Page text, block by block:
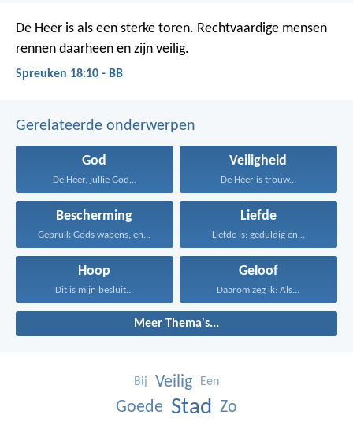
De Heer is als een sterke toren. Rechtvaardige mensen
rennen daarheen en zijn veilig.
Spreuken 18:10 - BB
Gerelateerde onderwerpen
God
De Heer, jullie God...
Veiligheid
De Heer is trouw...
Bescherming
Gebruik Gods wapens, en...
Liefde
Liefde is: geduldig en...
Hoop
Dit is mijn besluit...
Geloof
Daarom zeg ik: Als...
Meer Thema's...
Bij Veilig Een
Goede Stad Zo